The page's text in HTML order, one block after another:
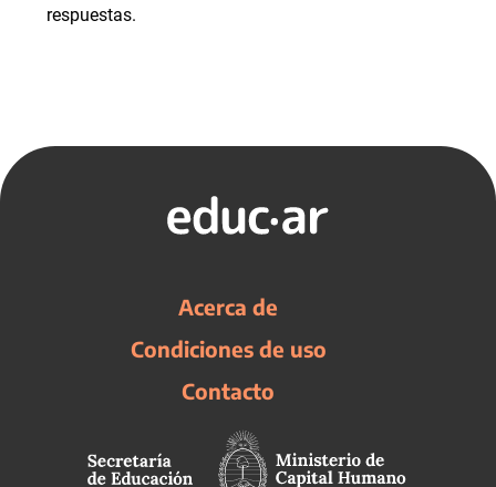
respuestas.
Acerca de
Condiciones de uso
Contacto